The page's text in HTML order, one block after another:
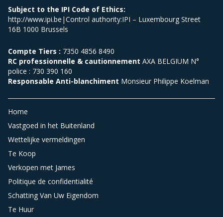
Subject to the IPI Code of Ethics:
http://www.ipi.be|Control authority:IPI – Luxembourg Street
16B 1000 Brussels
Compte Tiers : 7350 4856 8490
RC professionnelle & cautionnement AXA BELGIUM N°
police : 730 390 160
Responsable Anti-blanchiment Monsieur Philippe Koelman
Home
Vastgoed in het Buitenland
Wettelijke vermeldingen
Te Koop
Verkopen met James
Politique de confidentialité
Schatting Van Uw Eigendom
Te Huur